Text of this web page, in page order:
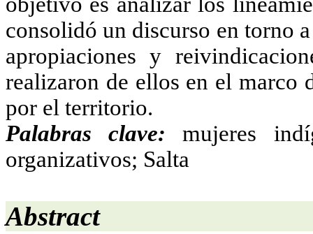
consolidó un discurso en torno
apropiaciones y
realizaron de ellos en el marco
por el territorio.
Palabras clave:
mujeres
organizativos; Salta
Abstract